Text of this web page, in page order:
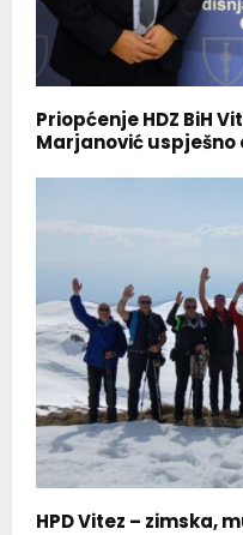
Priopćenje HDZ BiH
Marjanović uspješno
HPD Vitez – zimska,